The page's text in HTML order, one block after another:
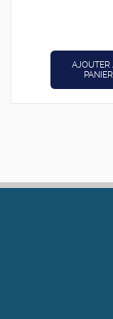
AJOUTER
PANIER